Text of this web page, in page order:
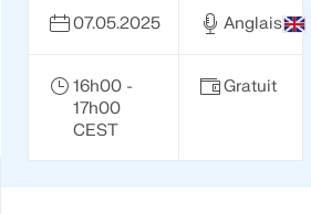
07.05.2025 Anglais
16h00 -
17h00
CEST
Gratuit